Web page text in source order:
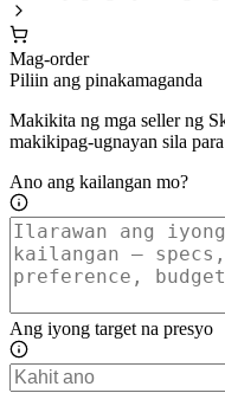
Mag-order
Piliin ang pinakamaganda
Makikita ng mga seller ng
makikipag-ugnayan sila
Ano ang kailangan mo?
Ang iyong target na presyo